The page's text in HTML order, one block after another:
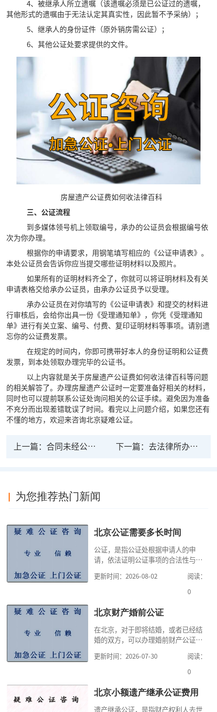
4、被继承人所立遗嘱（该遗嘱必须是已公证过的遗嘱，
其他形式的遗嘱由于无法认定其真实性，因此暂不予采纳）；
5、继承人的身份证件（原外销房需公证）；
6、其他公证处要求提供的文件。
房屋遗产公证费如何收法律百科
三、公证流程
到多媒体领号机上领取编号，承办的公证员会根据编号依
次为你办理。
根据你的申请要求，用钢笔填写相应的《公证申请表》。
本处公证员会告诉你应当提交哪些证明材料以及照片。
如果所有的证明材料齐全了，你就可以将证明材料及有关
申请表格交给承办公证员，由承办公证员予以受理。
承办公证员在对你填写的《公证申请表》和提交的材料进
行审核后，会给你出具一份《受理通知单》，你凭《受理通知
单》进行有关立案、编号、付费、复印证明材料等事项。请别遗
忘你的公证费发票。
在规定的时间内，你即可携带好本人的身份证明和公证费
发票，到本处领取办理完毕的公证书。
以上内容就是关于房屋遗产公证费如何收法律百科等问题
的相关解答了。办理房屋遗产公证时一定要准备好相关的材料，
同时也可以提前联系公证处询问相关的公证手续。避免因为准备
不充分而出现差错耽误了时间。看完以上问题介绍，如果您还有
不懂的地方，欢迎来咨询北京疑难公证。
上一篇： 合同未经公证是否具有法律效力合同公证流程 下一篇： 去法律所办公证有效吗？办公证需要什么材料？
为您推荐热门新闻
北京公证需要多长时间
公证，是指公证处根据申请人的申
请，依法证明公证事项的合法性与真
高公证事项的效力，固定证据，但是
很多人不知道在北京办理公证需要多
家，办理公证的时候除了需要按照公
道北京公证需要什么材料,北京公证需
要多少钱？北京公
更新时间：2026-08-02
阅读：
0
北京财产婚前公证
在北京，对于即将结婚，或者已经结
婚的双方，可以办理婚前财产公证，
式，可以避免个人财产引发的纠纷，
但是，在北京办理婚前财产公证，除
料外，公证咨询告诉大家，我们有必
更新时间：2026-07-30
阅读：
0
北京小额遗产继承公证费用
遗产继承公证，是指财产权利人去世